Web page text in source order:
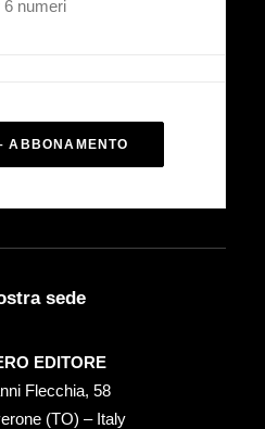
6 numeri
ABBONAMENTO
sede
EDITORE
Flecchia, 58
(TO) – Italy